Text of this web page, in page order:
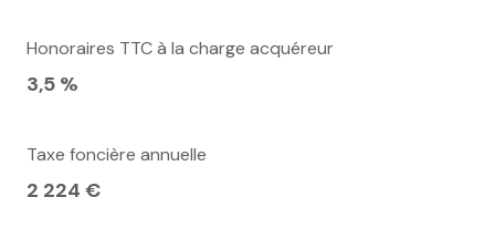
Honoraires TTC à la charge acquéreur
3,5 %
Taxe foncière annuelle
2 224 €